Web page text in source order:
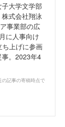
大学文学部
式会社翔泳
事業部の広
に人事向け
上げに参画
事。2023年4
記事の寄稿時点で